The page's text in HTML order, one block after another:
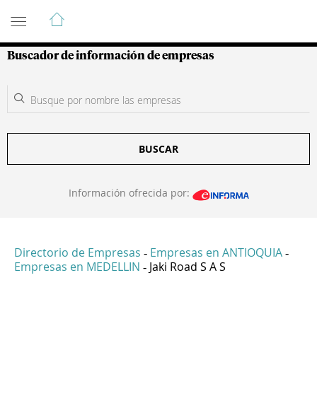
Guía de Empresas Colombianas
Buscador de información de empresas
BUSCAR
Información ofrecida por:
Directorio de Empresas - Empresas en ANTIOQUIA -
Empresas en MEDELLIN - Jaki Road S A S